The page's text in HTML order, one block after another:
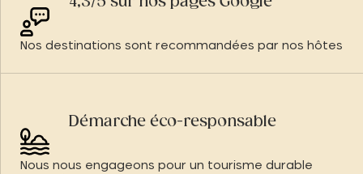
Nos destinations sont recommandées par nos hôtes
Démarche éco-responsable
Nous nous engageons pour un tourisme durable